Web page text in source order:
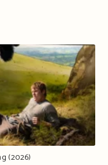
(2026)